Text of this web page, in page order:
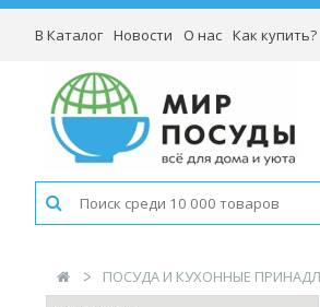
В Каталог Новости О нас Как купить?
ПОСУДА И КУХОННЫЕ